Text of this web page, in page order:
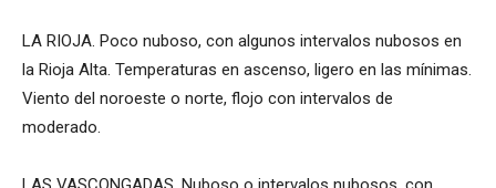
LA RIOJA. Poco nuboso, con algunos intervalos nubosos en
la Rioja Alta. Temperaturas en ascenso, ligero en las mínimas.
Viento del noroeste o norte, flojo con intervalos de
moderado.